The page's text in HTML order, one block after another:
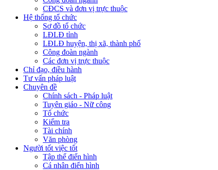
CĐCS và đơn vị trực thuộc
Hệ thống tổ chức
Sơ đồ tổ chức
LĐLĐ tỉnh
LĐLĐ huyện, thị xã, thành phố
Công đoàn ngành
Các đơn vị trực thuộc
Chỉ đạo, điều hành
Tư vấn pháp luật
Chuyên đề
Chính sách - Pháp luật
Tuyên giáo - Nữ công
Tổ chức
Kiểm tra
Tài chính
Văn phòng
Người tốt việc tốt
Tập thể điển hình
Cá nhân điển hình